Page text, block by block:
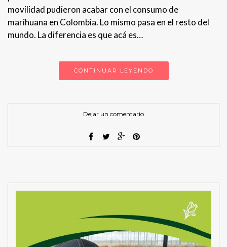
movilidad pudieron acabar con el consumo de
marihuana en Colombia. Lo mismo pasa en el resto del
mundo. La diferencia es que acá es…
CONTINUAR LEYENDO
Dejar un comentario